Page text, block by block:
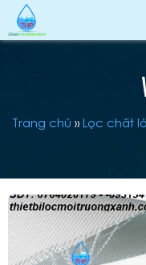
Trang chủ » Lọc chất